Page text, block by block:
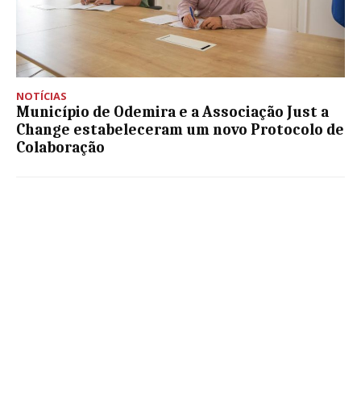
NOTÍCIAS
Município de Odemira e a Associação Just a
Change estabeleceram um novo Protocolo de
Colaboração